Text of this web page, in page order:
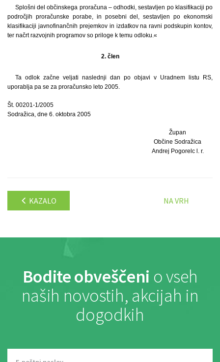
Splošni del občinskega proračuna – odhodki, sestavljen po klasifikaciji po
področjih proračunske porabe, in posebni del, sestavljen po ekonomski
klasifikaciji javnofinančnih prejemkov in izdatkov na ravni podskupin kontov,
ter načrt razvojnih programov so priloge k temu odloku.«
2. člen
Ta odlok začne veljati naslednji dan po objavi v Uradnem listu RS,
uporablja pa se za proračunsko leto 2005.
Št. 00201-1/2005
Sodražica, dne 6. oktobra 2005
Župan
Občine Sodražica
Andrej Pogorelc l. r.
KAZALO NA VRH
Bodite obveščeni o vseh
naših novostih, akcijah in
dogodkih